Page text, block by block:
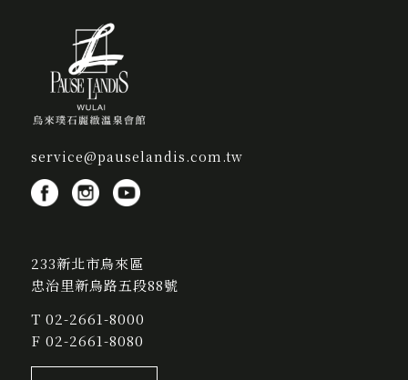
service@pauselandis.com.tw
233新北市烏來區
忠治里新烏路五段88號
T 02-2661-8000
F 02-2661-8080